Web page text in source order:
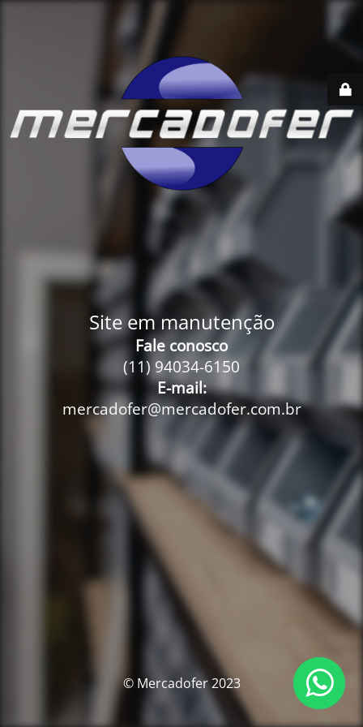
Site em manutenção
Fale conosco
(11) 94034-6150
E-mail:
mercadofer@mercadofer.com.br
© Mercadofer 2023